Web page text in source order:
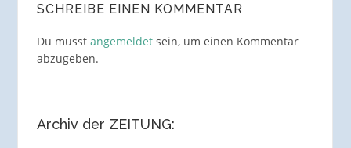
SCHREIBE EINEN KOMMENTAR
Du musst angemeldetsein, um einen Kommentar
abzugeben.
Archiv der ZEITUNG: